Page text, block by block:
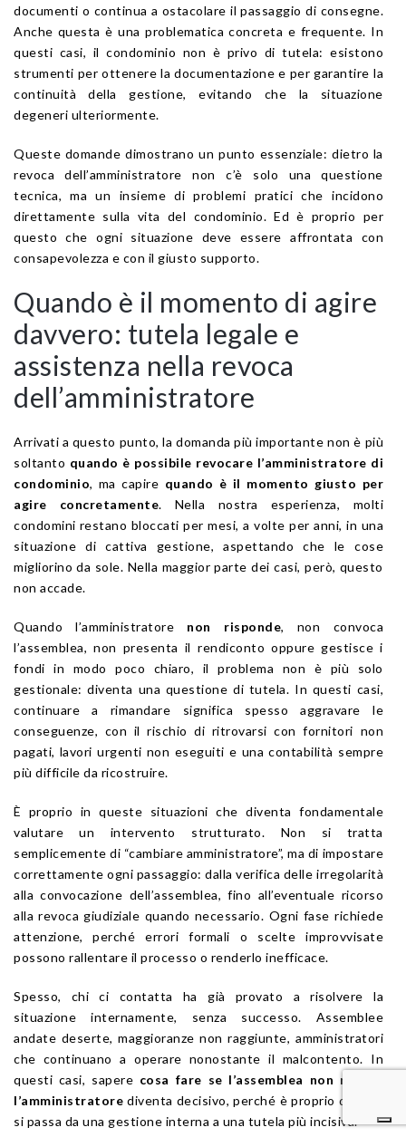
documenti o continua a ostacolare il passaggio di consegne.
Anche questa è una problematica concreta e frequente. In
questi casi, il condominio non è privo di tutela: esistono
strumenti per ottenere la documentazione e per garantire la
continuità della gestione, evitando che la situazione
degeneri ulteriormente.
Queste domande dimostrano un punto essenziale: dietro la
revoca dell’amministratore non c’è solo una questione
tecnica, ma un insieme di problemi pratici che incidono
direttamente sulla vita del condominio. Ed è proprio per
questo che ogni situazione deve essere affrontata con
consapevolezza e con il giusto supporto.
Quando è il momento di agire
davvero: tutela legale e
assistenza nella revoca
dell’amministratore
Arrivati a questo punto, la domanda più importante non è più
soltanto quando è possibile revocare l’amministratore di
condominio, ma capire quando è il momento giusto per
agire concretamente. Nella nostra esperienza, molti
condomini restano bloccati per mesi, a volte per anni, in una
situazione di cattiva gestione, aspettando che le cose
migliorino da sole. Nella maggior parte dei casi, però, questo
non accade.
Quando l’amministratore non risponde, non convoca
l’assemblea, non presenta il rendiconto oppure gestisce i
fondi in modo poco chiaro, il problema non è più solo
gestionale: diventa una questione di tutela. In questi casi,
continuare a rimandare significa spesso aggravare le
conseguenze, con il rischio di ritrovarsi con fornitori non
pagati, lavori urgenti non eseguiti e una contabilità sempre
più difficile da ricostruire.
È proprio in queste situazioni che diventa fondamentale
valutare un intervento strutturato. Non si tratta
semplicemente di “cambiare amministratore”, ma di impostare
correttamente ogni passaggio: dalla verifica delle irregolarità
alla convocazione dell’assemblea, fino all’eventuale ricorso
alla revoca giudiziale quando necessario. Ogni fase richiede
attenzione, perché errori formali o scelte improvvisate
possono rallentare il processo o renderlo inefficace.
Spesso, chi ci contatta ha già provato a risolvere la
situazione internamente, senza successo. Assemblee
andate deserte, maggioranze non raggiunte, amministratori
che continuano a operare nonostante il malcontento. In
questi casi, sapere cosa fare se l’assemblea non revoca
l’amministratore diventa decisivo, perché è proprio qui che
si passa da una gestione interna a una tutela più incisiva.